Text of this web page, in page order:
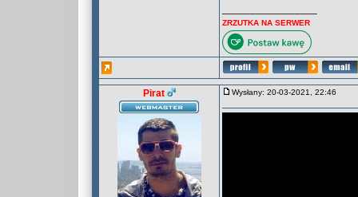
ZRZUTKA NA SERWER
Pirat Wysłany: 20-03-2021, 22:46